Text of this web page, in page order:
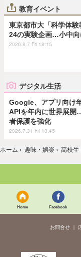
教育イベント
東京都市大「科学体験
24の実験企画…小中
2026.8.7 Fri 18:15
デジタル生活
Google、アプリ向け
APIを年内に世界展開
者保護を強化
2026.7.31 Fri 13:45
ホーム › 趣味・娯楽 › 高校生
Home Facebook
お問合せ